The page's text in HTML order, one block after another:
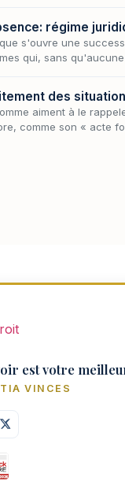
régime
s'ouvre une
qui, sans
des
aiment à le
comme son « acte
est votre
VINCES